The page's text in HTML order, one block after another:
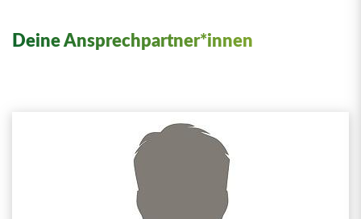
Deine Ansprechpartner*innen